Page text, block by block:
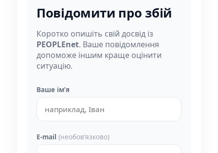
Повідомити про збій
Коротко опишіть свій досвід із
PEOPLEnet. Ваше повідомлення
допоможе іншим краще оцінити
ситуацію.
Ваше імʼя
E-mail (необовʼязково)